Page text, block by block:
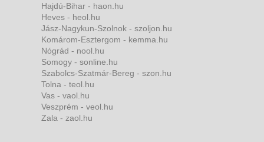
Hajdú-Bihar - haon.hu
Heves - heol.hu
Jász-Nagykun-Szolnok - szoljon.hu
Komárom-Esztergom - kemma.hu
Nógrád - nool.hu
Somogy - sonline.hu
Szabolcs-Szatmár-Bereg - szon.hu
Tolna - teol.hu
Vas - vaol.hu
Veszprém - veol.hu
Zala - zaol.hu